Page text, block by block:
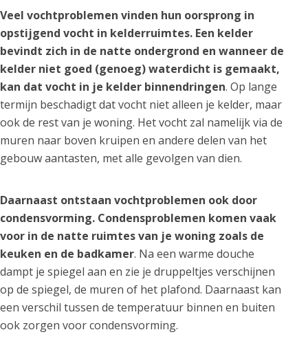
Veel vochtproblemen vinden hun oorsprong in
opstijgend vocht in kelderruimtes. Een kelder
bevindt zich in de natte ondergrond en wanneer de
kelder niet goed (genoeg) waterdicht is gemaakt,
kan dat vocht in je kelder binnendringen. Op lange
termijn beschadigt dat vocht niet alleen je kelder, maar
ook de rest van je woning. Het vocht zal namelijk via de
muren naar boven kruipen en andere delen van het
gebouw aantasten, met alle gevolgen van dien.
Daarnaast ontstaan vochtproblemen ook door
condensvorming. Condensproblemen komen vaak
voor in de natte ruimtes van je woning zoals de
keuken en de badkamer. Na een warme douche
dampt je spiegel aan en zie je druppeltjes verschijnen
op de spiegel, de muren of het plafond. Daarnaast kan
een verschil tussen de temperatuur binnen en buiten
ook zorgen voor condensvorming.